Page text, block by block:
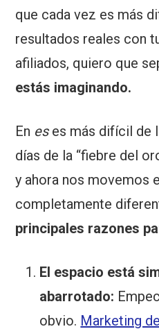
que cada vez es más
resultados reales con
afiliados, quiero que
estás imaginando.
En eses más difícil de
días de la “fiebre del
y ahora nos movemos
completamente
principales razones
El espacio está
abarrotado:
obvio. Marketing